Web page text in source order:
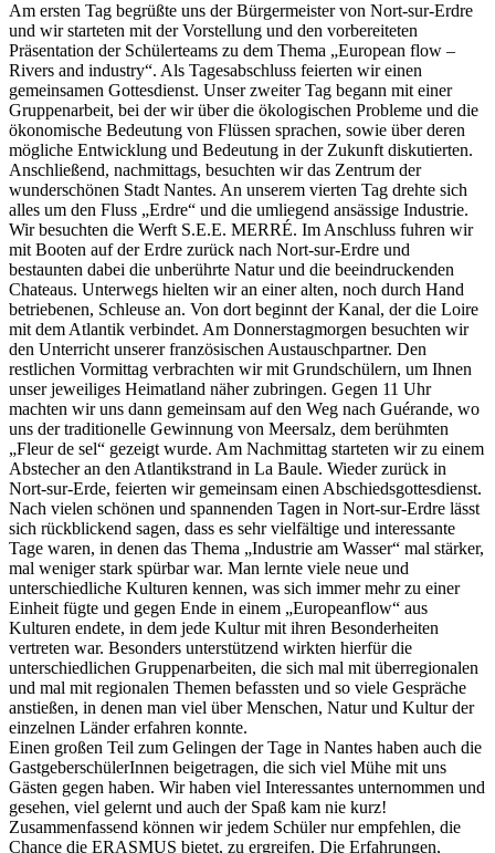
Am ersten Tag begrüßte uns der Bürgermeister von Nort-sur-Erdre
und wir starteten mit der Vorstellung und den vorbereiteten
Präsentation der Schülerteams zu dem Thema „European flow –
Rivers and industry“. Als Tagesabschluss feierten wir einen
gemeinsamen Gottesdienst. Unser zweiter Tag begann mit einer
Gruppenarbeit, bei der wir über die ökologischen Probleme und die
ökonomische Bedeutung von Flüssen sprachen, sowie über deren
mögliche Entwicklung und Bedeutung in der Zukunft diskutierten.
Anschließend, nachmittags, besuchten wir das Zentrum der
wunderschönen Stadt Nantes. An unserem vierten Tag drehte sich
alles um den Fluss „Erdre“ und die umliegend ansässige Industrie.
Wir besuchten die Werft S.E.E. MERRÉ. Im Anschluss fuhren wir
mit Booten auf der Erdre zurück nach Nort-sur-Erdre und
bestaunten dabei die unberührte Natur und die beeindruckenden
Chateaus. Unterwegs hielten wir an einer alten, noch durch Hand
betriebenen, Schleuse an. Von dort beginnt der Kanal, der die Loire
mit dem Atlantik verbindet. Am Donnerstagmorgen besuchten wir
den Unterricht unserer französischen Austauschpartner. Den
restlichen Vormittag verbrachten wir mit Grundschülern, um Ihnen
unser jeweiliges Heimatland näher zubringen. Gegen 11 Uhr
machten wir uns dann gemeinsam auf den Weg nach Guérande, wo
uns der traditionelle Gewinnung von Meersalz, dem berühmten
„Fleur de sel“ gezeigt wurde. Am Nachmittag starteten wir zu einem
Abstecher an den Atlantikstrand in La Baule. Wieder zurück in
Nort-sur-Erde, feierten wir gemeinsam einen Abschiedsgottesdienst.
Nach vielen schönen und spannenden Tagen in Nort-sur-Erdre lässt
sich rückblickend sagen, dass es sehr vielfältige und interessante
Tage waren, in denen das Thema „Industrie am Wasser“ mal stärker,
mal weniger stark spürbar war. Man lernte viele neue und
unterschiedliche Kulturen kennen, was sich immer mehr zu einer
Einheit fügte und gegen Ende in einem „Europeanflow“ aus
Kulturen endete, in dem jede Kultur mit ihren Besonderheiten
vertreten war. Besonders unterstützend wirkten hierfür die
unterschiedlichen Gruppenarbeiten, die sich mal mit überregionalen
und mal mit regionalen Themen befassten und so viele Gespräche
anstießen, in denen man viel über Menschen, Natur und Kultur der
einzelnen Länder erfahren konnte.
Einen großen Teil zum Gelingen der Tage in Nantes haben auch die
GastgeberschülerInnen beigetragen, die sich viel Mühe mit uns
Gästen gegen haben. Wir haben viel Interessantes unternommen und
gesehen, viel gelernt und auch der Spaß kam nie kurz!
Zusammenfassend können wir jedem Schüler nur empfehlen, die
Chance die ERASMUS bietet, zu ergreifen. Die Erfahrungen,